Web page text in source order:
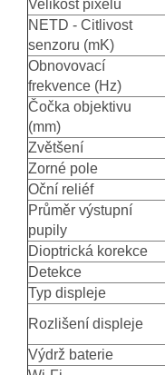
Velikost pixelu
NETD - Citlivost
senzoru (mK)
Obnovovací
frekvence (Hz)
Čočka objektivu
(mm)
Zvětšení
Zorné pole
Oční reliéf
Průměr výstupní
pupily
Dioptrická korekce
Detekce
Typ displeje
Rozlišení displeje
Výdrž baterie